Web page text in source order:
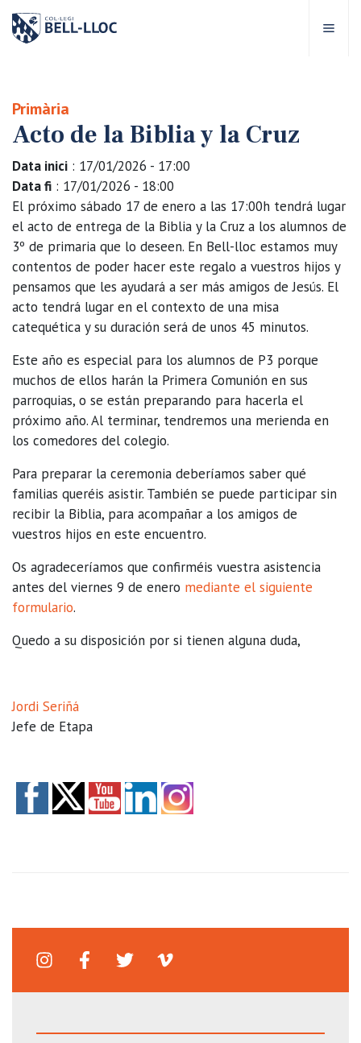
Bell-lloc
Educativo
educativas
Escolares
Bell-lloc
Primària
Acto de la Biblia y la Cruz
Data inici : 17/01/2026 - 17:00
Data fi : 17/01/2026 - 18:00
El próximo sábado 17 de enero a las 17:00h tendrá lugar
el acto de entrega de la Biblia y la Cruz a los alumnos de
3º de primaria que lo deseen. En Bell-lloc estamos muy
contentos de poder hacer este regalo a vuestros hijos y
pensamos que les ayudará a ser más amigos de Jesús. El
acto tendrá lugar en el contexto de una misa
catequética y su duración será de unos 45 minutos.
Este año es especial para los alumnos de P3 porque
muchos de ellos harán la Primera Comunión en sus
parroquias, o se están preparando para hacerla el
próximo año. Al terminar, tendremos una merienda en
los comedores del colegio.
Para preparar la ceremonia deberíamos saber qué
familias queréis asistir. También se puede participar sin
recibir la Biblia, para acompañar a los amigos de
vuestros hijos en este encuentro.
Os agradeceríamos que confirméis vuestra asistencia
antes del viernes 9 de enero mediante el siguiente
formulario.
Quedo a su disposición por si tienen alguna duda,
Jordi Seriñá
Jefe de Etapa